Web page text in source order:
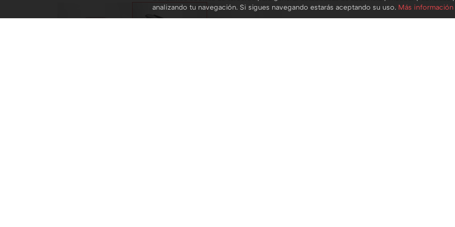
analizando tu navegación. Si sigues navegando estarás aceptando su uso. Más información